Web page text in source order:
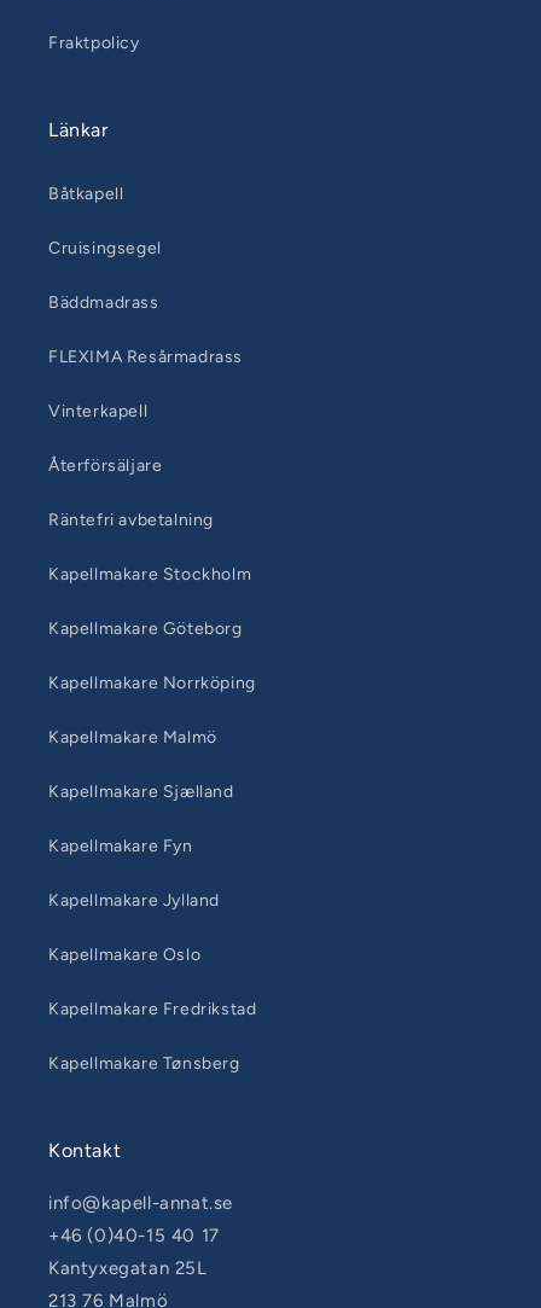
Fraktpolicy
Länkar
Båtkapell
Cruisingsegel
Bäddmadrass
FLEXIMA Resårmadrass
Vinterkapell
Återförsäljare
Räntefri avbetalning
Kapellmakare Stockholm
Kapellmakare Göteborg
Kapellmakare Norrköping
Kapellmakare Malmö
Kapellmakare Sjælland
Kapellmakare Fyn
Kapellmakare Jylland
Kapellmakare Oslo
Kapellmakare Fredrikstad
Kapellmakare Tønsberg
Kontakt
info@kapell-annat.se
+46 (0)40-15 40 17
Kantyxegatan 25L
213 76 Malmö